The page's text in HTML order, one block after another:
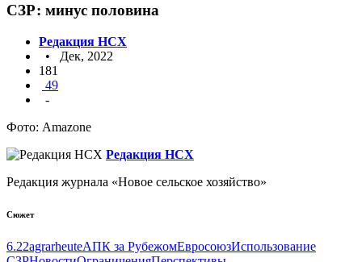
СЗР: минус половина
Редакция НСХ
• Дек, 2022
181
49
-
Фото: Amazone
Редакция НСХ
Редакция журнала «Новое сельское хозяйство»
Сюжет
6.22agrarheuteАПК за РубежомЕвросоюзИспользование